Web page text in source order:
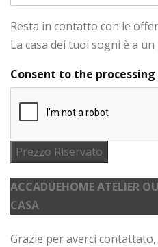
Resta in contatto con le
La casa dei tuoi sogni è a un
Consent to the
Prezzo Riservato
ACCADUEHOME ATELIER
CASA
Grazie per averci